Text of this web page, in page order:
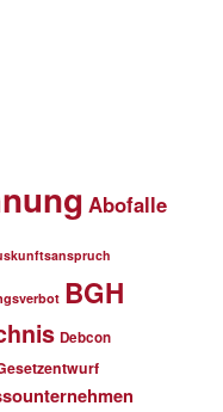
Abofalle
BGH
Debcon